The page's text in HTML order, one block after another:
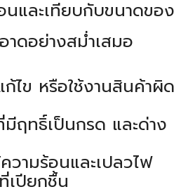
และเทียบกับขนาดของ
าดอย่างสม่ำเสมอ
ไข หรือใช้งานสินค้าผิด
มีฤทธิ์เป็นกรด และด่าง
วามร้อนและเปลวไฟ
เปียกชื้น